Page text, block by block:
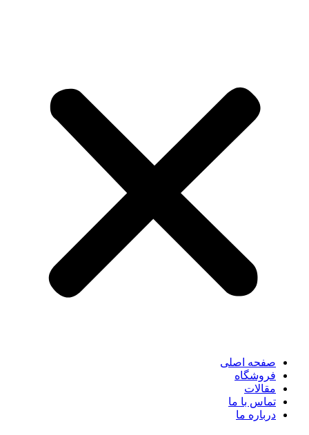
صفحه اصلی
فروشگاه
مقالات
تماس با ما
درباره ما